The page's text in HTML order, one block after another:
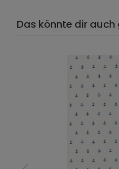
Das könnte dir auch